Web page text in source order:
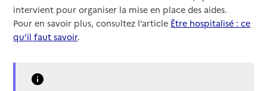
intervient pour organiser la mise en place des aides.
Pour en savoir plus, consultez l’article Être hospitalisé : ce
qu’il faut savoir.